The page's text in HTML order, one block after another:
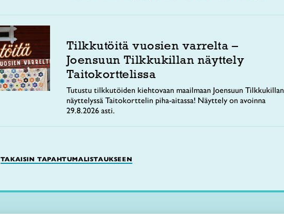
Tilkkutöitä vuosien varrelta –
Joensuun Tilkkukillan näyttely
Taitokorttelissa
Tutustu tilkkutöiden kiehtovaan maailmaan Joensuun Tilkkukillan
näyttelyssä Taitokorttelin piha-aitassa! Näyttely on avoinna
29.8.2026 asti.
TAKAISIN TAPAHTUMALISTAUKSEEN